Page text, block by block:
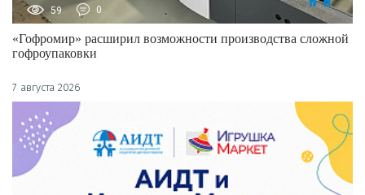
59 0
«Гофромир» расширил возможности производства сложной
гофроупаковки
7 августа 2026